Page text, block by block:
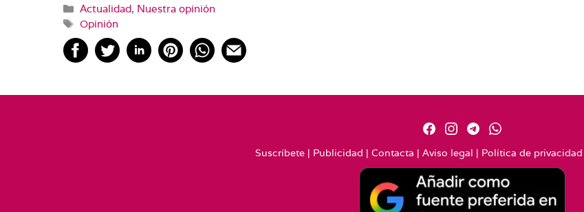
Categorías
Actualidad, Nuestra opinión
Etiquetas
Opinión
Suscríbete| Publicidad | Contacta | Aviso legal | Política de privacidad